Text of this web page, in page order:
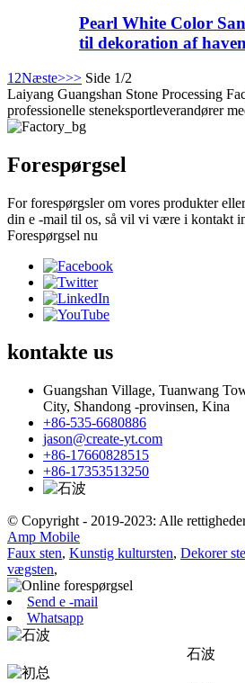
Pearl White Color
til dekoration af
1 2Næste>>> Side 1/2
Laiyang Guangshan Stone Processing
professionelle steneksportleverandører
Forespørgsel
For forespørgsler om vores produkter
din e -mail til os, så vil vi være i kontakt
Forespørgsel nu
kontakte us
Guangshan Village, Tuanwang
City, Shandong -provinsen, Kina
+86-535-6680886
jason@create-yt.com
+86-17660828515
+86-17353513250
© Copyright - 2019-2023: Alle
Amp Mobile
Faux sten, Kunstig kultursten, Dekorer
vægsten,
Send e -mail
Whatsapp
石波